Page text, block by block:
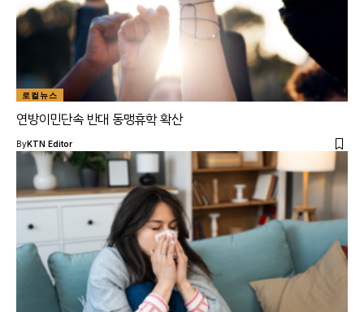
로컬뉴스
연방이민단속 반대 동맹휴학 확산
ByKTN Editor